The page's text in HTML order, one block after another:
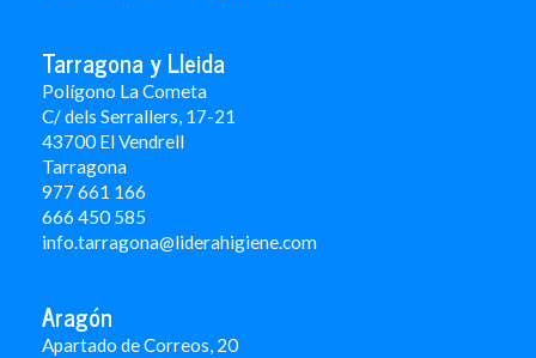
Tarragona y Lleida
Polígono La Cometa
C/ dels Serrallers, 17-21
43700 El Vendrell
Tarragona
977 661 166
666 450 585
info.tarragona@liderahigiene.com
Aragón
Apartado de Correos, 20